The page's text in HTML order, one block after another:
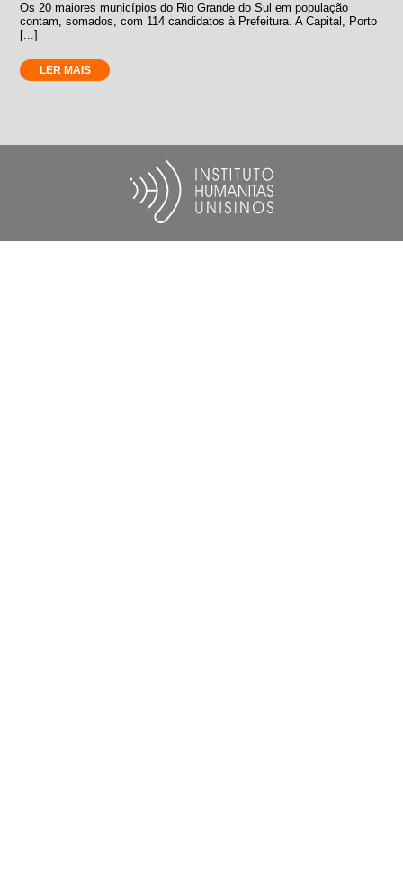
Os 20 maiores municípios do Rio Grande do Sul em população
contam, somados, com 114 candidatos à Prefeitura. A Capital, Porto
[...]
LER MAIS